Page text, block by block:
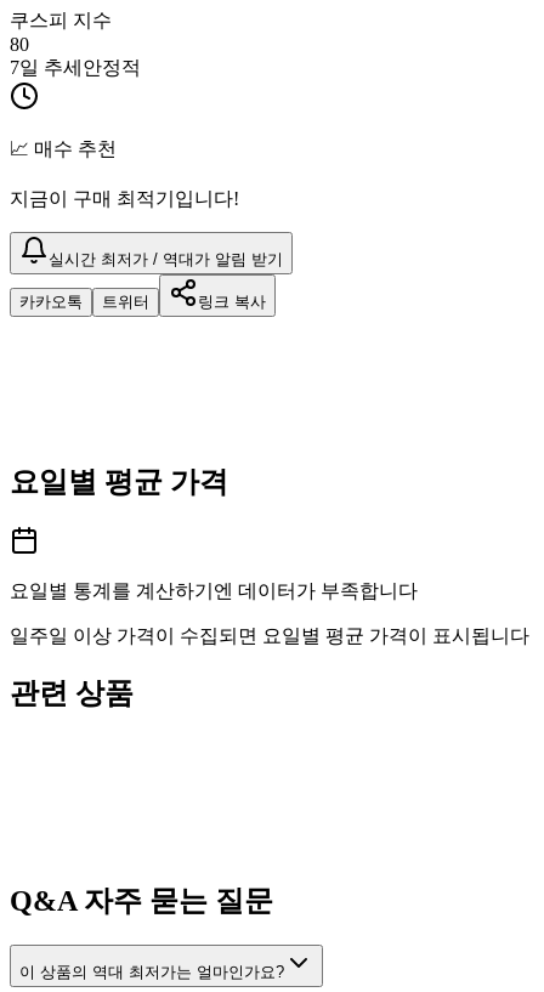
쿠스피 지수
80
7일 추세 안정적
📈 매수 추천
지금이 구매 최적기입니다!
실시간 최저가 / 역대가 알림 받기
카카오톡 트위터 링크 복사
요일별 평균 가격
요일별 통계를 계산하기엔 데이터가 부족합니다
일주일 이상 가격이 수집되면 요일별 평균 가격이 표시됩니다
관련 상품
Q&A자주 묻는 질문
이 상품의 역대 최저가는 얼마인가요?